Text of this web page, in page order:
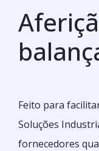
Feito para
Soluções
fornecedores